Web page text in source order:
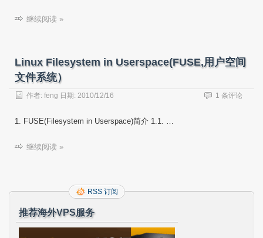
继续阅读 »
Linux Filesystem in Userspace(FUSE,用户空间
文件系统）
作者: feng 日期: 2010/12/16 1 条评论
1. FUSE(Filesystem in Userspace)简介 1.1. …
继续阅读 »
RSS 订阅
推荐海外VPS服务